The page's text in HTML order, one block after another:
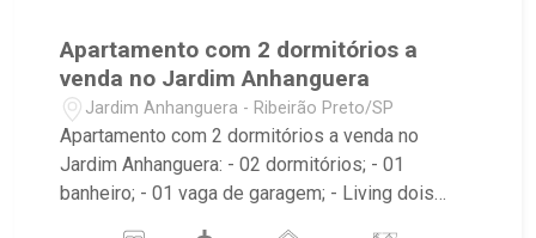
Apartamento com 2 dormitórios a
venda no Jardim Anhanguera
Jardim Anhanguera - Ribeirão Preto/SP
Apartamento com 2 dormitórios a venda no
Jardim Anhanguera: - 02 dormitórios; - 01
banheiro; - 01 vaga de garagem; - Living dois